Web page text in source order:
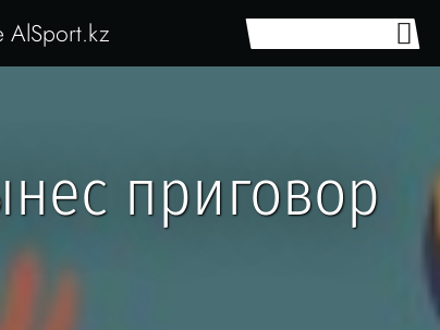
AlSport.kz
приговор